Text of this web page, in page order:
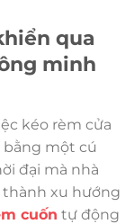
qua
minh
kéo rèm cửa
bằng một cú
đại mà nhà
xu hướng
cuốn tự động